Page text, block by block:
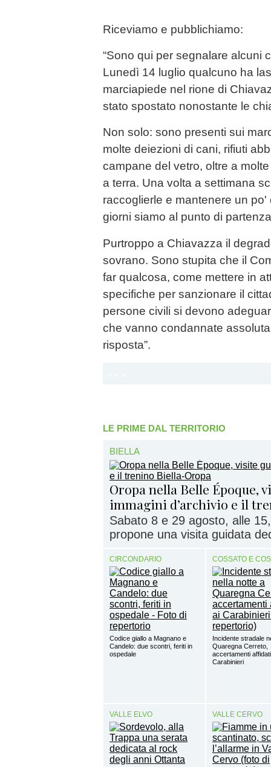
Riceviamo e pubblichiamo:
“Sono qui per segnalare alcuni
Lunedì 14 luglio qualcuno ha
marciapiede nel rione di
stato spostato nonostante le
Non solo: sono presenti sui
molte deiezioni di cani, rifiuti
campane del vetro, oltre a
a terra. Una volta a settimana
raccoglierle e mantenere un
giorni siamo al punto di
Purtroppo a Chiavazza il
sovrano. Sono stupita che il
far qualcosa, come mettere in
specifiche per sanzionare il
persone civili si devono
che vanno condannate
risposta”.
LE PRIME DAL TERRITORIO
BIELLA
Oropa nella Belle Époque,
immagini d’archivio e il
Sabato 8 e 29 agosto, alle
propone una visita guidata
CIRCONDARIO
Codice giallo a Magnano e
Candelo: due scontri, feriti in
ospedale
COSSATO E
Incidente stradale
Quaregna Cerreto,
accertamenti
Carabinieri
VALLE ELVO VALLE CERVO